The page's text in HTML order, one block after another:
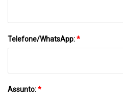
Telefone/WhatsApp:*
Assunto:*